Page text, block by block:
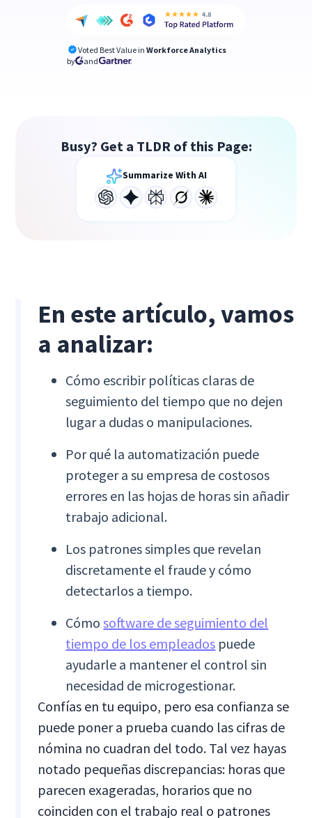
Voted Best Value in Workforce Analytics
by
and
Busy? Get a TLDR of this Page:
Summarize With AI
En este artículo, vamos
a analizar:
Cómo escribir políticas claras de
seguimiento del tiempo que no dejen
lugar a dudas o manipulaciones.
Por qué la automatización puede
proteger a su empresa de costosos
errores en las hojas de horas sin añadir
trabajo adicional.
Los patrones simples que revelan
discretamente el fraude y cómo
detectarlos a tiempo.
Cómosoftware de seguimiento del
tiempo de los empleados puede
ayudarle a mantener el control sin
necesidad de microgestionar.
Confías en tu equipo, pero esa confianza se
puede poner a prueba cuando las cifras de
nómina no cuadran del todo. Tal vez hayas
notado pequeñas discrepancias: horas que
parecen exageradas, horarios que no
coinciden con el trabajo real o patrones